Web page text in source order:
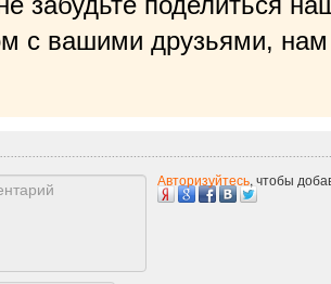
с вашими друзьями, нам